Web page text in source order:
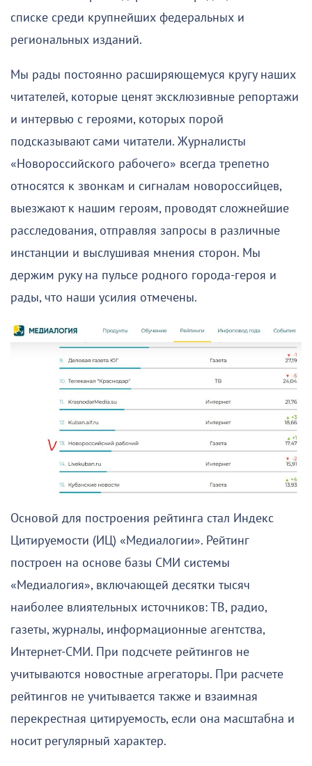
списке среди крупнейших федеральных и
региональных изданий.
Мы рады постоянно расширяющемуся кругу наших
читателей, которые ценят эксклюзивные репортажи
и интервью с героями, которых порой
подсказывают сами читатели. Журналисты
«Новороссийского рабочего» всегда трепетно
относятся к звонкам и сигналам новороссийцев,
выезжают к нашим героям, проводят сложнейшие
расследования, отправляя запросы в различные
инстанции и выслушивая мнения сторон. Мы
держим руку на пульсе родного города-героя и
рады, что наши усилия отмечены.
Основой для построения рейтинга стал Индекс
Цитируемости (ИЦ) «Медиалогии». Рейтинг
построен на основе базы СМИ системы
«Медиалогия», включающей десятки тысяч
наиболее влиятельных источников: ТВ, радио,
газеты, журналы, информационные агентства,
Интернет-СМИ. При подсчете рейтингов не
учитываются новостные агрегаторы. При расчете
рейтингов не учитывается также и взаимная
перекрестная цитируемость, если она масштабна и
носит регулярный характер.